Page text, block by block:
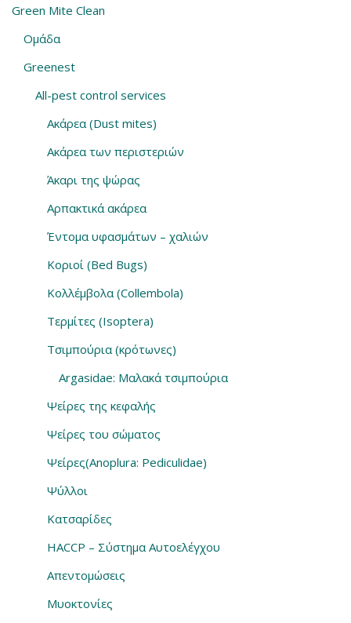
Green Mite Clean
Ομάδα
Greenest
All-pest control services
Ακάρεα (Dust mites)
Ακάρεα των περιστεριών
Άκαρι της ψώρας
Αρπακτικά ακάρεα
Έντομα υφασμάτων – χαλιών
Κοριοί (Bed Bugs)
Κολλέμβολα (Collembola)
Τερμίτες (Isoptera)
Τσιμπούρια (κρότωνες)
Argasidae: Μαλακά τσιμπούρια
Ψείρες της κεφαλής
Ψείρες του σώματος
Ψείρες(Anoplura: Pediculidae)
Ψύλλοι
Κατσαρίδες
HACCP – Σύστημα Αυτοελέγχου
Απεντομώσεις
Μυοκτονίες